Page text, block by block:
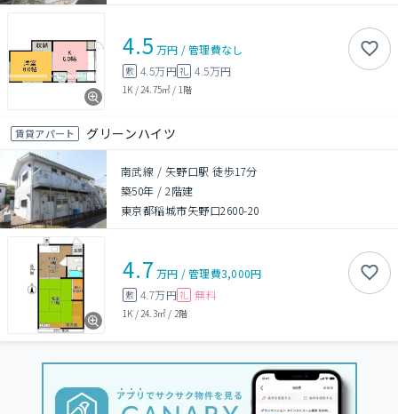
4.5 万円 /管理費なし
敷 4.5万円礼 4.5万円
1K / 24.75㎡ / 1階
賃貸アパート グリーンハイツ
南武線 / 矢野口駅 徒歩17分
築50年 /2階建
東京都稲城市矢野口2600-20
4.7 万円 /管理費3,000円
敷 4.7万円 礼 無料
1K / 24.3㎡ / 2階